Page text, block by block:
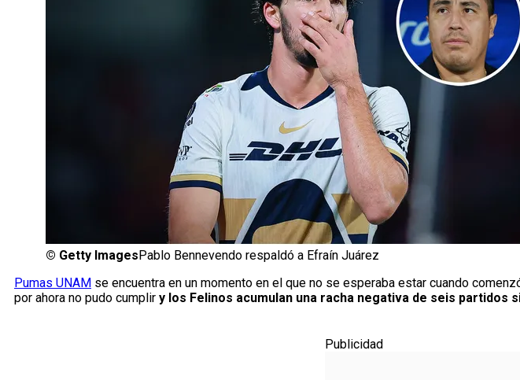
© Getty Images Pablo Bennevendo respaldó a Efraín Juárez
Pumas UNAM se encuentra en un momento en el que no se esperaba estar cuando
por ahora no pudo cumplir y los Felinos acumulan una racha negativa de seis partidos
Publicidad